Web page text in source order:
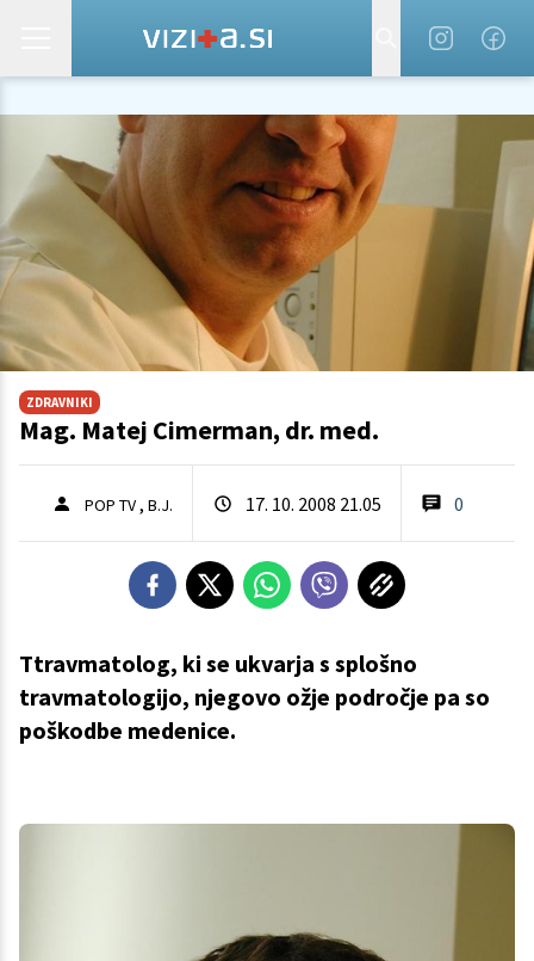
ZDRAVNIKI
Mag. Matej Cimerman, dr. med.
POP TV, B.J. 17. 10. 2008 21.05 0
Ttravmatolog, ki se ukvarja s splošno
travmatologijo, njegovo ožje področje pa so
poškodbe medenice.